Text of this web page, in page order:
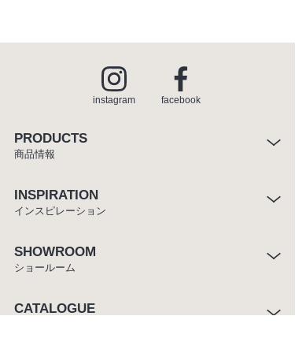
instagram facebook
PRODUCTS
商品情報
INSPIRATION
インスピレーション
SHOWROOM
ショールーム
CATALOGUE